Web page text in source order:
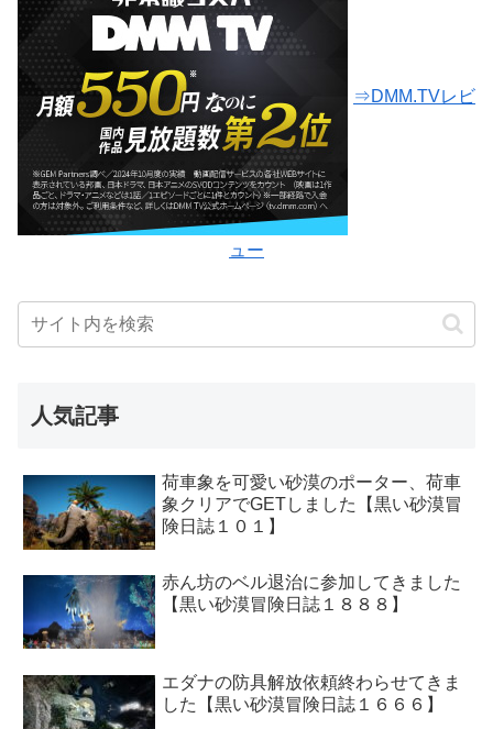
⇒DMM.TVレビ
ュー
人気記事
荷車象を可愛い砂漠のポーター、荷車
象クリアでGETしました【黒い砂漠冒
険日誌１０１】
赤ん坊のベル退治に参加してきました
【黒い砂漠冒険日誌１８８８】
エダナの防具解放依頼終わらせてきま
した【黒い砂漠冒険日誌１６６６】